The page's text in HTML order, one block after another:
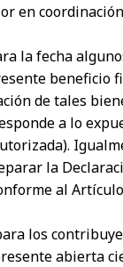
en
la fecha
beneficio
de tales
a lo
la
al
los
abierta